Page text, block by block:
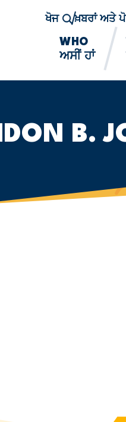
ਖੋਜ ਖ਼ਬਰਾਂ ਅਤੇ
WHO
ਅਸੀਂ ਹਾਂ
B.